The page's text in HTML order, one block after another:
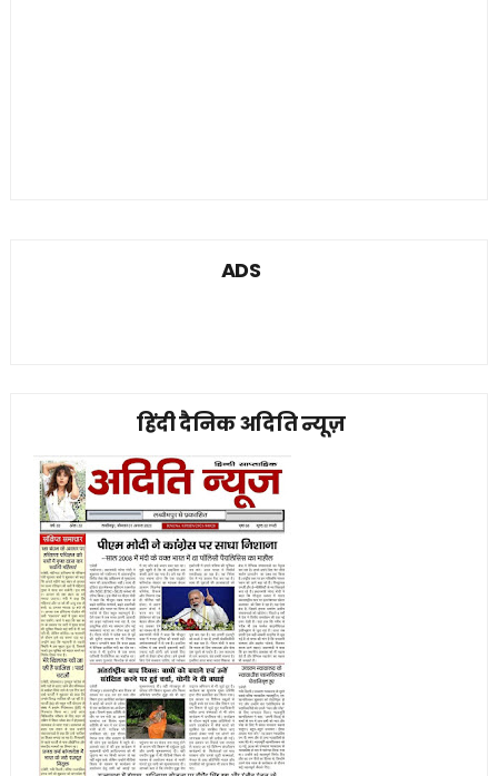
ADS
हिंदी दैनिक अदिति न्यूज़